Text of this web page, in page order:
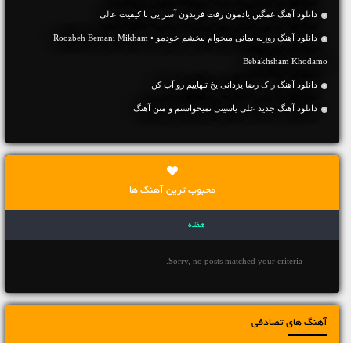
دانلود آهنگ غمگین یادمون رفت فریدون آسرایی با کیفیت عالی
دانلود آهنگ روزبه بمانی میخوام ببخشم خودمو • Roozbeh Bemani Mikham
Bebakhsham Khodamo
دانلود آهنگ راک رضا یزدانی یخ تنهاییم رو آب کن
دانلود آهنگ جديد علی یاسینی نمیخواستم و متن آهنگ
محبوب ترین آهنگ ها
هفته
Sorry, no posts matched your criteria.
آهنگ های تصادفی